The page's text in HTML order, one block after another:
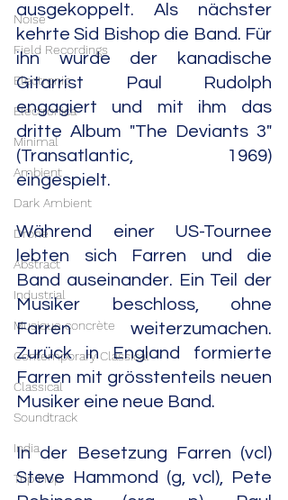
Noise
Field Recordings
Electronic
Electronica
Minimal
Ambient
Dark Ambient
Drone
Abstract
Industrial
Musique concrète
Contemporary Classical
Classical
Soundtrack
India
Trip Hop
ausgekoppelt. Als nächster
kehrte Sid Bishop die Band. Für
ihn wurde der kanadische
Gitarrist Paul Rudolph
engagiert und mit ihm das
dritte Album "The Deviants 3"
(Transatlantic, 1969)
eingespielt.
Während einer US-Tournee
lebten sich Farren und die
Band auseinander. Ein Teil der
Musiker beschloss, ohne
Farren weiterzumachen.
Zurück in England formierte
Farren mit grösstenteils neuen
Musiker eine neue Band.
In der Besetzung Farren (vcl)
Steve Hammond (g, vcl), Pete